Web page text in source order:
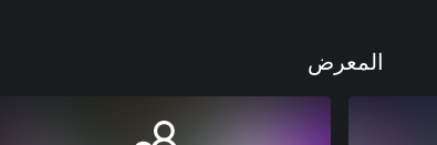
المعرض